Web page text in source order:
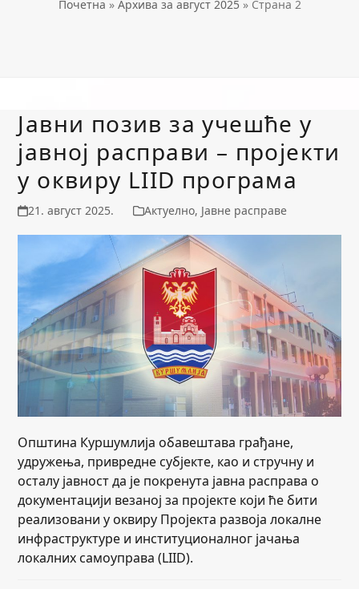
Почетна » Архива за август 2025 » Страна 2
Јавни позив за учешће у
јавној расправи – пројекти
у оквиру LIID програма
21. август 2025. Актуелно, Јавне расправе
Општина Куршумлија обавештава грађане,
удружења, привредне субјекте, као и стручну и
осталу јавност да је покренута јавна расправа о
документацији везаној за пројекте који ће бити
реализовани у оквиру Пројекта развоја локалне
инфраструктуре и институционалног јачања
локалних самоуправа (LIID).